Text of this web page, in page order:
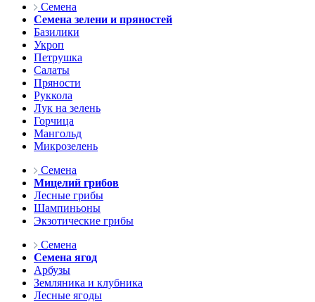
Семена
Семена зелени и пряностей
Базилики
Укроп
Петрушка
Салаты
Пряности
Руккола
Лук на зелень
Горчица
Мангольд
Микрозелень
Семена
Мицелий грибов
Лесные грибы
Шампиньоны
Экзотические грибы
Семена
Семена ягод
Арбузы
Земляника и клубника
Лесные ягоды